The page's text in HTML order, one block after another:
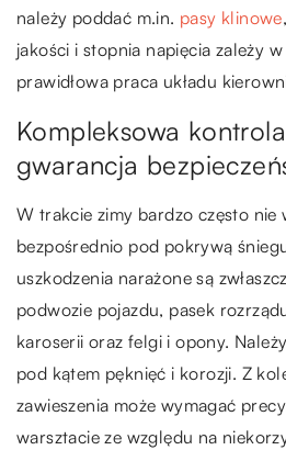
należy poddać m.in. pasy klinowe
jakości i stopnia napięcia zależy
prawidłowa praca układu
Kompleksowa
gwarancja
W trakcie zimy bardzo często nie
bezpośrednio pod pokrywą
uszkodzenia narażone są
podwozie pojazdu, pasek
karoserii oraz felgi i opony.
pod kątem pęknięć i korozji. Z
zawieszenia może wymagać
warsztacie ze względu na